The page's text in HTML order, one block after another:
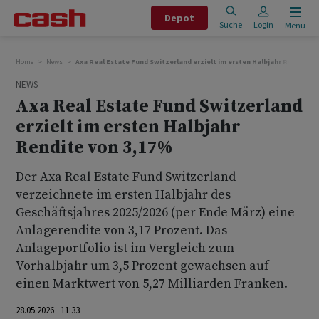
Depot
Suche Login Menu
Home News Axa Real Estate Fund Switzerland erzielt im ersten Halbjahr Rendite
NEWS
Axa Real Estate Fund Switzerland
erzielt im ersten Halbjahr
Rendite von 3,17%
Der Axa Real Estate Fund Switzerland
verzeichnete im ersten Halbjahr des
Geschäftsjahres 2025/2026 (per Ende März) eine
Anlagerendite von 3,17 Prozent. Das
Anlageportfolio ist im Vergleich zum
Vorhalbjahr um 3,5 Prozent gewachsen auf
einen Marktwert von 5,27 Milliarden Franken.
28.05.2026 11:33